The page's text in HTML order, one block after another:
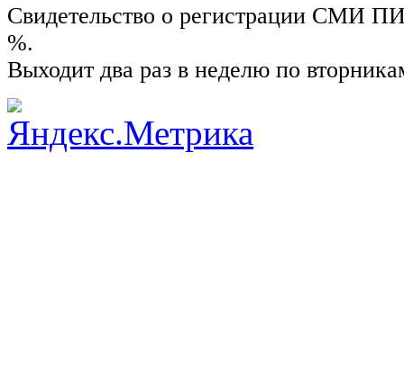
Свидетельство о регистрации СМИ
%.
Выходит два раз в неделю по